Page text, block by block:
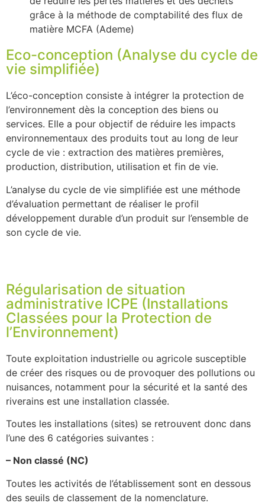
grâce à la méthode de comptabilité des flux de
matière MCFA (Ademe)
Eco-conception (Analyse du cycle de
vie simplifiée)
L’éco-conception consiste à intégrer la protection de
l’environnement dès la conception des biens ou
services. Elle a pour objectif de réduire les impacts
environnementaux des produits tout au long de leur
cycle de vie : extraction des matières premières,
production, distribution, utilisation et fin de vie.
L’analyse du cycle de vie simplifiée est une méthode
d’évaluation permettant de réaliser le profil
développement durable d’un produit sur l’ensemble de
son cycle de vie.
Régularisation de situation
administrative ICPE (Installations
Classées pour la Protection de
l’Environnement)
Toute exploitation industrielle ou agricole susceptible
de créer des risques ou de provoquer des pollutions ou
nuisances, notamment pour la sécurité et la santé des
riverains est une installation classée.
Toutes les installations (sites) se retrouvent donc dans
l’une des 6 catégories suivantes :
– Non classé (NC)
Toutes les activités de l’établissement sont en dessous
des seuils de classement de la nomenclature.